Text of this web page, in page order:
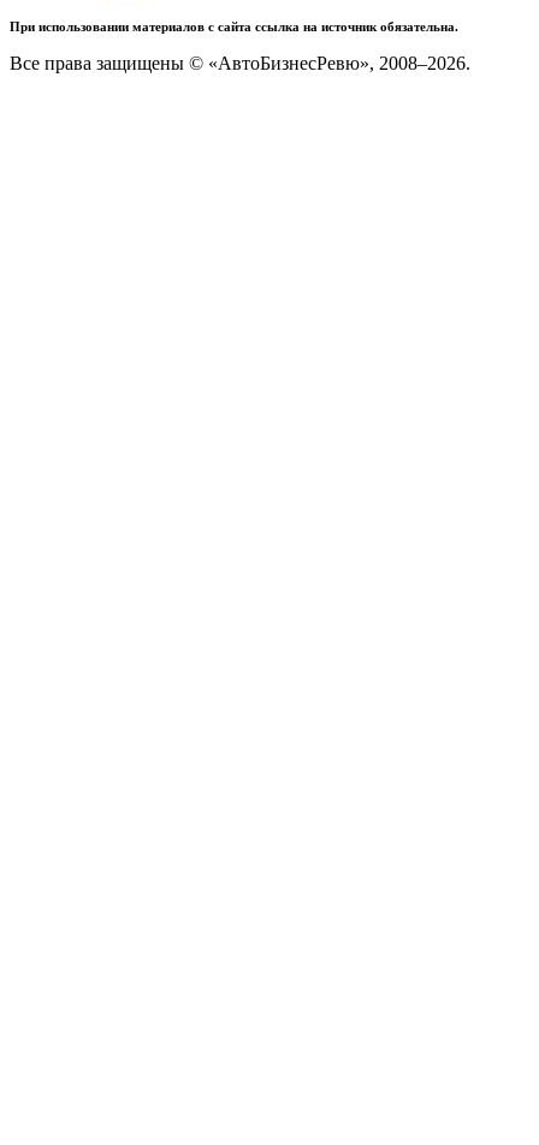
При использовании материалов с сайта ссылка на источник обязательна.
Все права защищены © «АвтоБизнесРевю», 2008–2026.